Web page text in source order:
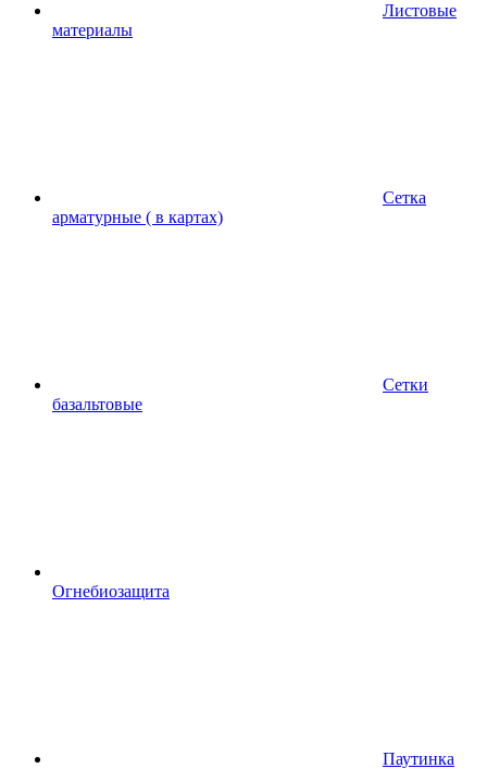
Листовые
материалы
Сетка
арматурные ( в картах)
Сетки
базальтовые
Огнебиозащита
Паутинка